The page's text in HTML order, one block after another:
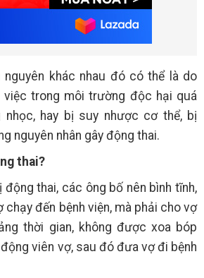
khác nhau đó có thể là do
việc trong môi trường độc hại quá
nhọc, hay bị suy nhược cơ thể, bị
nguyên nhân gây động thai.
thai?
động thai, các ông bố nên bình tĩnh,
đến bệnh viện, mà phải cho vợ
thời gian, không được xoa bóp
viên vợ, sau đó đưa vợ đi bệnh